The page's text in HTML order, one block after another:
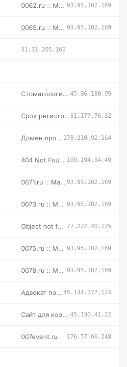
0062.ru :: Магазин доменных имен -- мговенная аренда и выкуп 93.95.102.169
0065.ru :: Магазин доменных имен -- мговенная аренда и выкуп 93.95.102.169
31.31.205.163
Стоматологические клиники 45.86.180.99
Срок регистрации домена истек 31.177.76.32
Домен продается. Купить в магазине доменов Руцентр 178.210.92.164
404 Not Found 109.194.34.49
0071.ru :: Магазин доменных имен -- мговенная аренда и выкуп 93.95.102.169
0073.ru :: Магазин доменных имен -- мговенная аренда и выкуп 93.95.102.169
Object not found! 77.222.40.125
0075.ru :: Магазин доменных имен -- мговенная аренда и выкуп 93.95.102.169
0078.ru :: Магазин доменных имен -- мговенная аренда и выкуп 93.95.102.169
Адвокат по уголовным делам - Мякиньков Евгений Геннадьевич 45.144.177.124
Сайт для корпоративных клиентов Сервис 007 45.130.41.22
007event.ru 176.57.66.248